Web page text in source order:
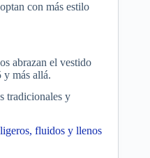
con más estilo
abrazan el vestido
y más allá.
tradicionales y
fluidos y llenos